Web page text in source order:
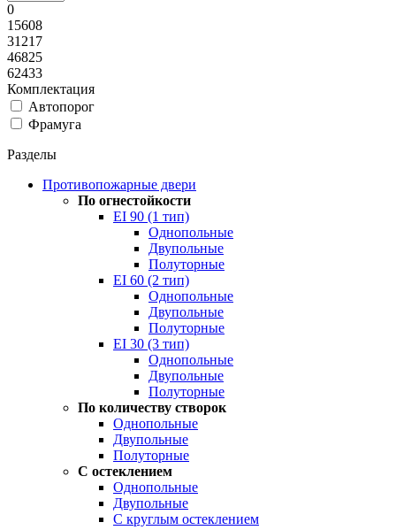
0
15608
31217
46825
62433
Комплектация
Автопорог
Фрамуга
Разделы
Противопожарные двери
По огнестойкости
EI 90 (1 тип)
Однопольные
Двупольные
Полуторные
EI 60 (2 тип)
Однопольные
Двупольные
Полуторные
EI 30 (3 тип)
Однопольные
Двупольные
Полуторные
По количеству створок
Однопольные
Двупольные
Полуторные
С остеклением
Однопольные
Двупольные
С круглым остеклением